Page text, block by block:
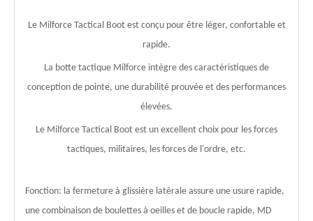
Le Milforce Tactical Boot est conçu pour être léger, confortable et
rapide.
La botte tactique Milforce intègre des caractéristiques de
conception de pointe, une durabilité prouvée et des performances
élevées.
Le Milforce Tactical Boot est un excellent choix pour les forces
tactiques, militaires, les forces de l'ordre, etc.
Fonction: la fermeture à glissière latérale assure une usure rapide,
une combinaison de boulettes à oeilles et de boucle rapide, MD